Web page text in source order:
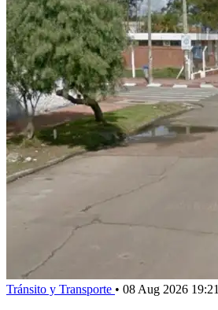
Tránsito y Transporte • 08 Aug 2026 19:21